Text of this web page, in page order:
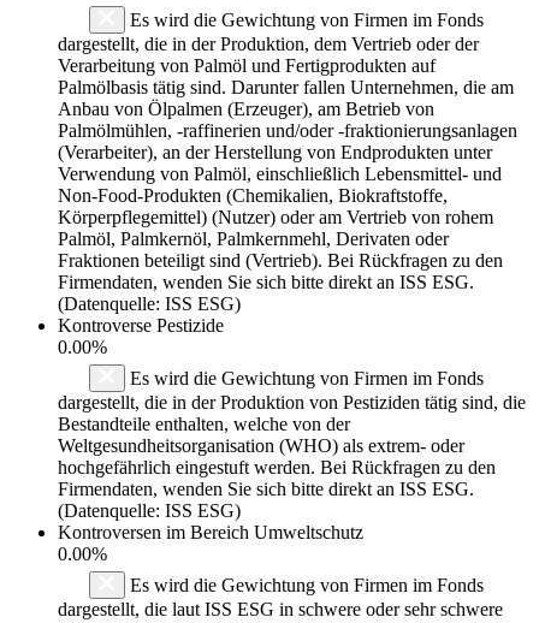
Es wird die Gewichtung von Firmen im Fonds
dargestellt, die in der Produktion, dem Vertrieb oder der
Verarbeitung von Palmöl und Fertigprodukten auf
Palmölbasis tätig sind. Darunter fallen Unternehmen, die am
Anbau von Ölpalmen (Erzeuger), am Betrieb von
Palmölmühlen, -raffinerien und/oder -fraktionierungsanlagen
(Verarbeiter), an der Herstellung von Endprodukten unter
Verwendung von Palmöl, einschließlich Lebensmittel- und
Non-Food-Produkten (Chemikalien, Biokraftstoffe,
Körperpflegemittel) (Nutzer) oder am Vertrieb von rohem
Palmöl, Palmkernöl, Palmkernmehl, Derivaten oder
Fraktionen beteiligt sind (Vertrieb). Bei Rückfragen zu den
Firmendaten, wenden Sie sich bitte direkt an ISS ESG.
(Datenquelle: ISS ESG)
Kontroverse Pestizide
0.00%
Es wird die Gewichtung von Firmen im Fonds
dargestellt, die in der Produktion von Pestiziden tätig sind, die
Bestandteile enthalten, welche von der
Weltgesundheitsorganisation (WHO) als extrem- oder
hochgefährlich eingestuft werden. Bei Rückfragen zu den
Firmendaten, wenden Sie sich bitte direkt an ISS ESG.
(Datenquelle: ISS ESG)
Kontroversen im Bereich Umweltschutz
0.00%
Es wird die Gewichtung von Firmen im Fonds
dargestellt, die laut ISS ESG in schwere oder sehr schwere